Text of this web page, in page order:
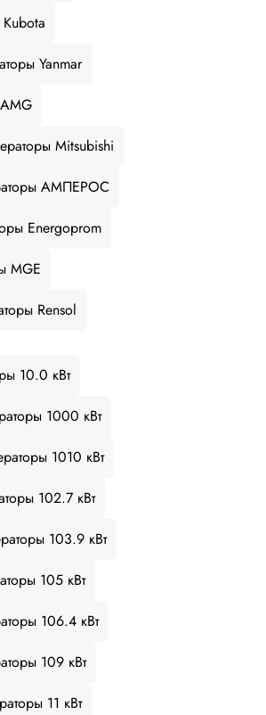
Yanmar
Mitsubishi
АМПЕРОС
Energoprom
MGE
Rensol
10.0 кВт
1000 кВт
1010 кВт
102.7 кВт
103.9 кВт
105 кВт
106.4 кВт
109 кВт
11 кВт